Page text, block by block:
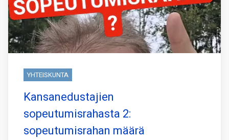
YHTEISKUNTA
Kansanedustajien
sopeutumisrahasta 2:
sopeutumisrahan määrä